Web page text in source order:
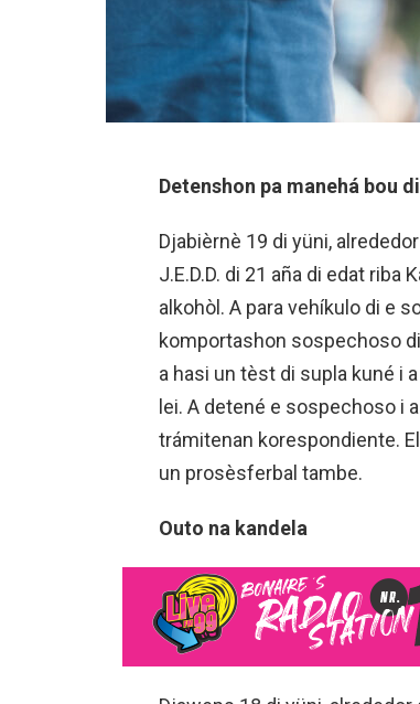
Detenshon pa manehá bou
Djabièrnè 19 di yüni,
J.E.D.D. di 21 aña di edat
alkohòl. A para vehíkulo di e
komportashon sospechoso
a hasi un tèst di supla kuné i
lei. A detené e sospechoso i
trámitenan korespondiente.
un prosèsferbal tambe.
Outo na kandela